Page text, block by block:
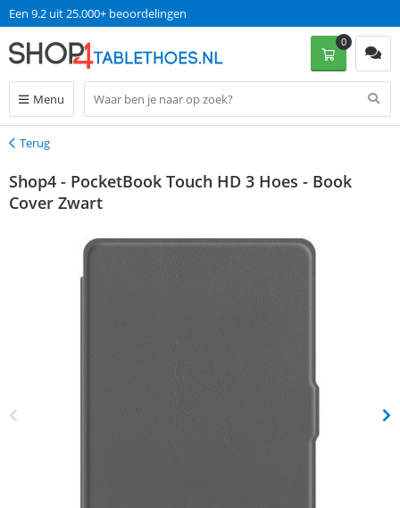
Een 9.2 uit 25.000+ beoordelingen
Menu
0
Terug
Terug
Shop4 - PocketBook Touch HD 3 Hoes - Book
Cover Zwart